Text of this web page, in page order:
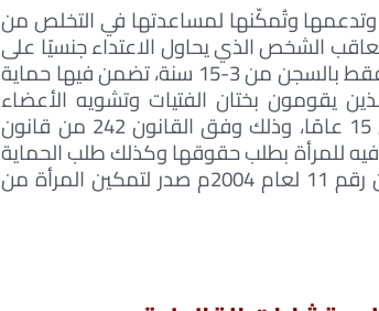
وتُمكّنها لمساعدتها في التخلص من
الشخص الذي يحاول الاعتداء جنسيًا على
المرأة حتى وإن لم يُقم معها علاقة كاملة والتحرش بالمرأة فقط بالسجن من 3-15 سنة، تضمن فيها حماية
يقومون بختان الفتيات وتشويه الأعضاء
التناسلية لديهن بالسجن مع الأشغال الشاقة لمدة تصل إلى 15 عامًا، وذلك وفق القانون 242 من قانون
2016م. أُصدر قانون رقم 10 لعام 2004م يحق فيه للمرأة بطلب حقوقها وكذلك طلب الحماية
القانونية من العنف الأسري الذي تتعرض له، كما أن القانون رقم 11 لعام 2004م صدر لتمكين المرأة من